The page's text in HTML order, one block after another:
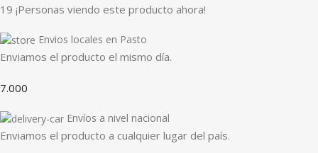
19 ¡Personas viendo este producto ahora!
Envios locales en Pasto
Enviamos el producto el mismo día.
7.000
Envíos a nivel nacional
Enviamos el producto a cualquier lugar del país.